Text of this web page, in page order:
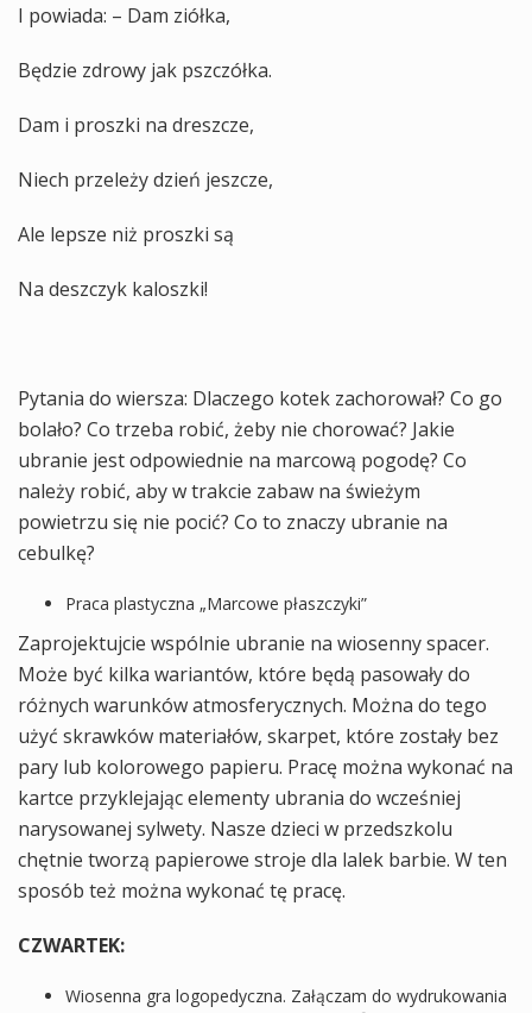
I powiada: – Dam ziółka,
Będzie zdrowy jak pszczółka.
Dam i proszki na dreszcze,
Niech przeleży dzień jeszcze,
Ale lepsze niż proszki są
Na deszczyk kaloszki!
Pytania do wiersza: Dlaczego kotek zachorował? Co go
bolało? Co trzeba robić, żeby nie chorować? Jakie
ubranie jest odpowiednie na marcową pogodę? Co
należy robić, aby w trakcie zabaw na świeżym
powietrzu się nie pocić? Co to znaczy ubranie na
cebulkę?
Praca plastyczna „Marcowe płaszczyki”
Zaprojektujcie wspólnie ubranie na wiosenny spacer.
Może być kilka wariantów, które będą pasowały do
różnych warunków atmosferycznych. Można do tego
użyć skrawków materiałów, skarpet, które zostały bez
pary lub kolorowego papieru. Pracę można wykonać na
kartce przyklejając elementy ubrania do wcześniej
narysowanej sylwety. Nasze dzieci w przedszkolu
chętnie tworzą papierowe stroje dla lalek barbie. W ten
sposób też można wykonać tę pracę.
CZWARTEK:
Wiosenna gra logopedyczna. Załączam do wydrukowania